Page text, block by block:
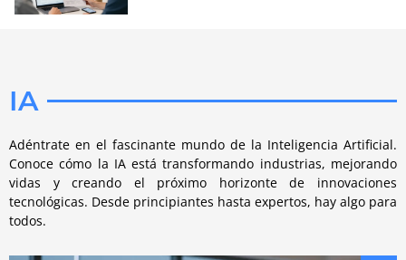
IA
Adéntrate en el fascinante mundo de la Inteligencia Artificial.
Conoce cómo la IA está transformando industrias, mejorando
vidas y creando el próximo horizonte de innovaciones
tecnológicas. Desde principiantes hasta expertos, hay algo para
todos.